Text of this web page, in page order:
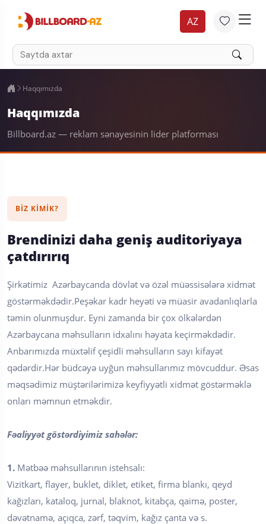
AZ
Haqqımızda
Haqqımızda
Billboard.az — reklam sənayesinin lider platforması
BIZ KIMIK?
Brendinizi daha geniş auditoriyaya
çatdırırıq
Şirkətimiz Azərbaycanda dövlət və özəl müəssisələrə xidmət
göstərməkdədir.Peşəkar kadr heyəti və müasir avadanlıqlarla
təmin olunmuşdur. Eyni zamanda bir çox ölkələrdən
Azərbaycana məhsulların idxalını həyata keçirməkdədir.
Anbarımızda müxtəlif çeşidli məhsulların sayı kifayət
qədərdir.Hər büdcəyə uyğun məhsullarımız mövcuddur. Əsas
məqsədimiz müştərilərimizə keyfiyyətli xidmət göstərməklə
onları məmnun etməkdir.
Fəaliyyət göstərdiyimiz sahələr:
1. Mətbəə məhsullarının istehsalı:
Vizitkart, flayer, buklet, diklet, etiket, firma blankı, qeyd
kağızları, kataloq, jurnal, blaknot, kitabça, qaimə, poster,
dəvətnamə, açıqca, zərf, təqvim, kağız çanta və s.